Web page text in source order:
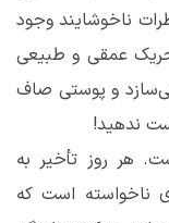
ناخوشایند وجود
عمقی و طبیعی
و پوستی صاف
ندهید!
هر روز تأخیر به
ناخواسته است که